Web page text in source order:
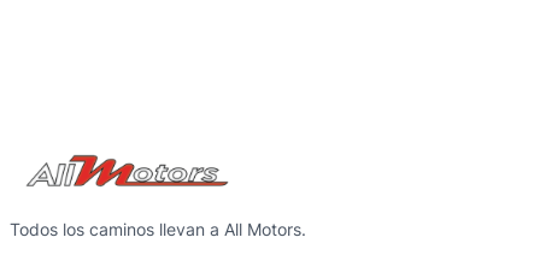
Todos los caminos llevan a All Motors.